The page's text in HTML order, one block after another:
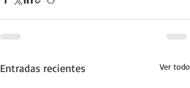
Entradas recientes Ver todo